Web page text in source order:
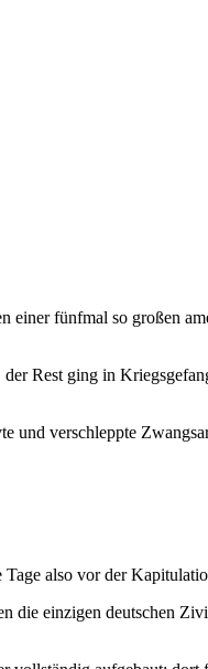
einer fünfmal so großen
Rest ging in
verschleppte
also vor der
die einzigen deutschen